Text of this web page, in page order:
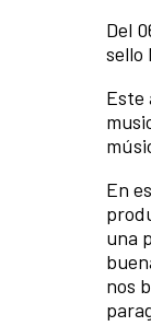
Del
sello
Este
En
una
nos